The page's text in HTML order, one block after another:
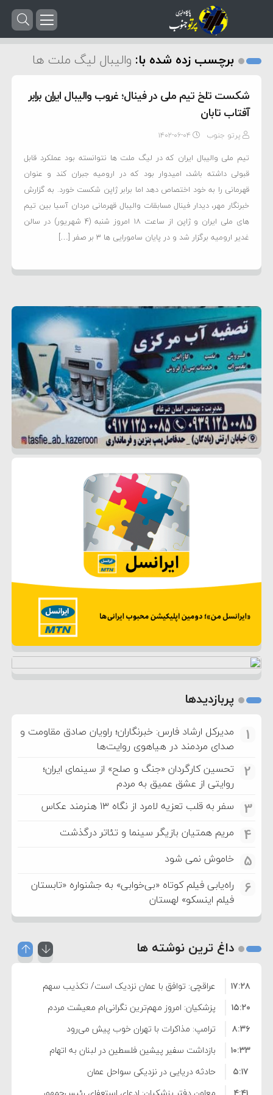
برچسب زده شده با: والیبال لیگ ملت ها
شکست تلخ تیم ملی در فینال؛ غروب والیبال ایران برابر
آفتاب تابان
پرتو جنوب ۱۴۰۲-۰۶-۰۴
تیم ملی والیبال ایران که در لیگ ملت ها نتوانسته بود عملکرد قابل
قبولی داشته باشد، امیدوار بود که در ارومیه جبران کند و عنوان
قهرمانی را به خود اختصاص دهد اما برابر ژاپن شکست خورد. به گزارش
خبرنگار مهر، دیدار فینال مسابقات والیبال قهرمانی مردان آسیا بین تیم
های ملی ایران و ژاپن از ساعت ۱۸ امروز شنبه (۴ شهریور) در سالن
غدیر ارومیه برگزار شد و در پایان سامورایی ها ۳ بر صفر […]
پربازدیدها
1
مدیرکل ارشاد فارس: خبرنگاران؛ راویان صادق مقاومت و
صدای مردمند در هیاهوی روایت‌ها
2
تحسین کارگردان «جنگ و صلح» از سینمای ایران؛
روایتی از عشق عمیق به مردم
3 سفر به قلب تعزیه لامرد از نگاه ۱۳ هنرمند عکاس
4 مریم همتیان بازیگر سینما و تئاتر درگذشت
5 خاموش نمی شود
6
راه‌یابی فیلم کوتاه «بی‌خوابی» به جشنواره «تابستان
فیلم اینسکو» لهستان
داغ ترین نوشته ها
عراقچی: توافق با عمان نزدیک است/ تکذیب سهم
۱۱ درصدی ایران از خزر
۱۷:۲۸
پزشکیان: امروز مهم‌ترین نگرانی‌ام معیشت مردم
است
۱۵:۲۰
ترامپ: مذاکرات با تهران خوب پیش می‌رود
۸:۳۶
بازداشت سفیر پیشین فلسطین در لبنان به اتهام
فساد و اختلاس اموال
۱۰:۳۳
حادثه دریایی در نزدیکی سواحل عمان
۵:۱۷